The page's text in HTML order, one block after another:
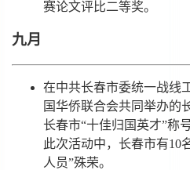
赛论文评比二等奖。
九月
在中共长春市委统一战线
国华侨联合会共同举办的
长春市“十佳归国英才”称
此次活动中，长春市有10
人员”殊荣。